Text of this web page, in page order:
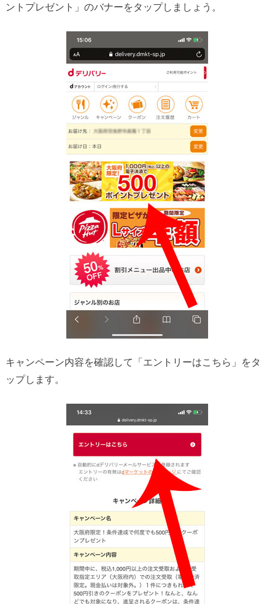
ントプレゼント」のバナーをタップしましょう。
キャンペーン内容を確認して「エントリーはこちら」をタ
ップします。